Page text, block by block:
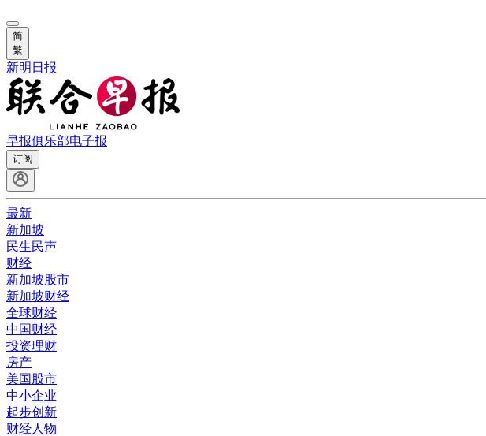
简
繁
新明日报
早报俱乐部电子报
订阅
最新
新加坡
民生民声
财经
新加坡股市
新加坡财经
全球财经
中国财经
投资理财
房产
美国股市
中小企业
起步创新
财经人物